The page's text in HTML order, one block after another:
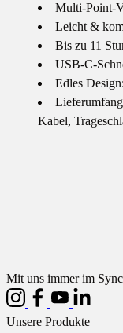
Multi-Point-
Leicht &
Bis zu 11
USB-C-
Edles
Kabel,
Mit uns immer im
Unsere Produkte